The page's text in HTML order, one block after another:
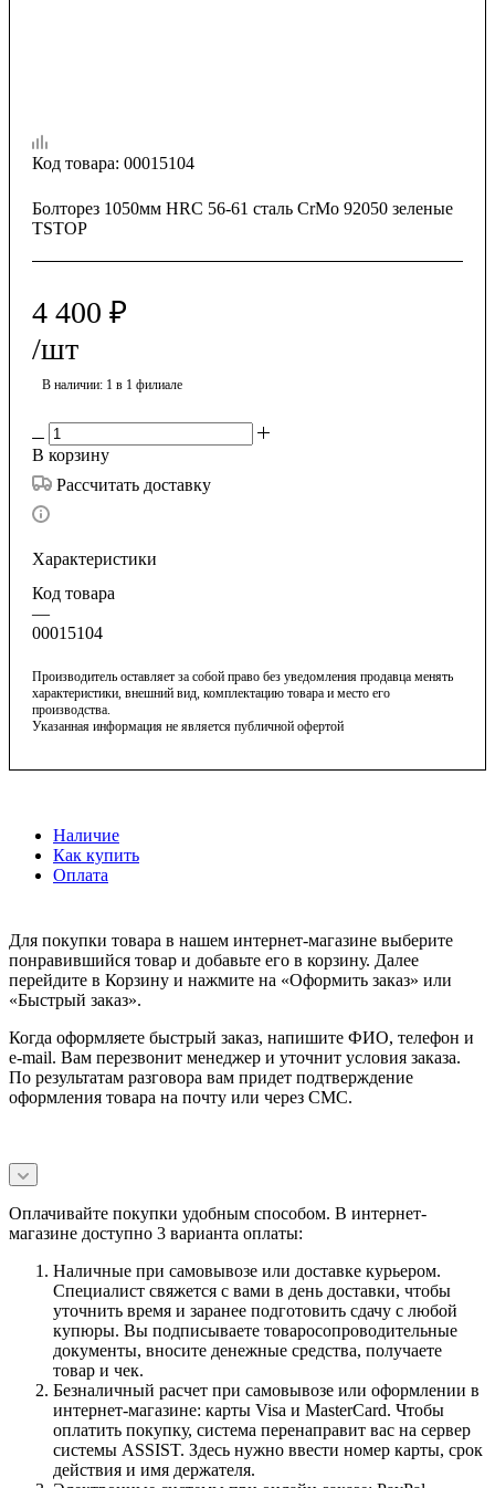
Код товара: 00015104
Болторез 1050мм HRC 56-61 сталь CrMo 92050 зеленые
TSTOP
4 400 ₽
/шт
В наличии: 1 в 1 филиале
В корзину
Рассчитать доставку
Характеристики
Код товара
—
00015104
Производитель оставляет за собой право без уведомления продавца менять
характеристики, внешний вид, комплектацию товара и место его
производства.
Указанная информация не является публичной офертой
Наличие
Как купить
Оплата
Для покупки товара в нашем интернет-магазине выберите
понравившийся товар и добавьте его в корзину. Далее
перейдите в Корзину и нажмите на «Оформить заказ» или
«Быстрый заказ».
Когда оформляете быстрый заказ, напишите ФИО, телефон и
e-mail. Вам перезвонит менеджер и уточнит условия заказа.
По результатам разговора вам придет подтверждение
оформления товара на почту или через СМС.
Оплачивайте покупки удобным способом. В интернет-
магазине доступно 3 варианта оплаты:
Наличные при самовывозе или доставке курьером.
Специалист свяжется с вами в день доставки, чтобы
уточнить время и заранее подготовить сдачу с любой
купюры. Вы подписываете товаросопроводительные
документы, вносите денежные средства, получаете
товар и чек.
Безналичный расчет при самовывозе или оформлении в
интернет-магазине: карты Visa и MasterCard. Чтобы
оплатить покупку, система перенаправит вас на сервер
системы ASSIST. Здесь нужно ввести номер карты, срок
действия и имя держателя.